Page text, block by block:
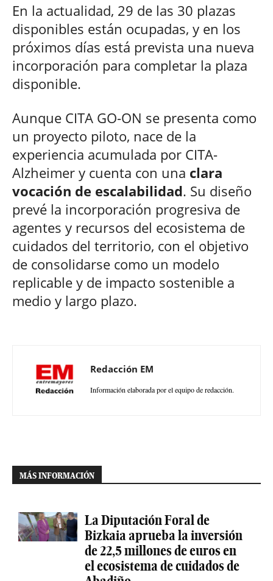
En la actualidad, 29 de las 30 plazas
disponibles están ocupadas, y en los
próximos días está prevista una nueva
incorporación para completar la plaza
disponible.
Aunque CITA GO-ON se presenta como
un proyecto piloto, nace de la
experiencia acumulada por CITA-
Alzheimer y cuenta con una clara
vocación de escalabilidad. Su diseño
prevé la incorporación progresiva de
agentes y recursos del ecosistema de
cuidados del territorio, con el objetivo
de consolidarse como un modelo
replicable y de impacto sostenible a
medio y largo plazo.
Redacción EM
Información elaborada por el equipo de redacción.
MÁS INFORMACIÓN
La Diputación Foral de
Bizkaia aprueba la inversión
de 22,5 millones de euros en
el ecosistema de cuidados de